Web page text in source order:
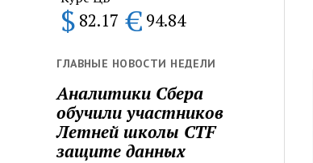
$ 82.17 € 94.84
ГЛАВНЫЕ НОВОСТИ НЕДЕЛИ
Аналитики Сбера
обучили участников
Летней школы CTF
защите данных